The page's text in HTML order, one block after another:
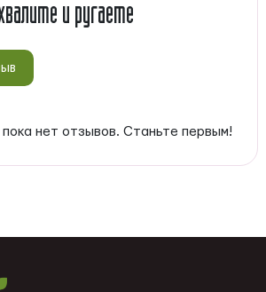
и ругаете
нет отзывов. Станьте первым!